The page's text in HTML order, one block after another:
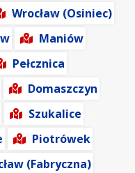
Wrocław (Osiniec)
Maniów
Pełcznica
Domaszczyn
Szukalice
Piotrówek
(Fabryczna)